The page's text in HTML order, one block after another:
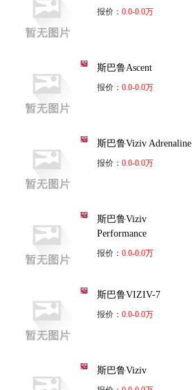
报价： 0.0-0.0万
斯巴鲁Ascent
报价： 0.0-0.0万
斯巴鲁Viziv Adrenaline
报价： 0.0-0.0万
斯巴鲁Viziv
Performance
报价： 0.0-0.0万
斯巴鲁VIZIV-7
报价： 0.0-0.0万
斯巴鲁Viziv